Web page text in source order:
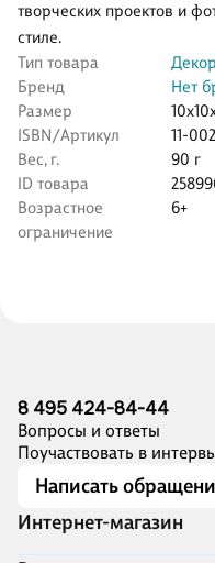
творческих проектов и
стиле.
Тип товара
Бренд
Нет
Размер
ISBN/Артикул
11-
Вес, г.
90 г
ID товара
Возрастное
ограничение
6+
8 495 424-84-44
Вопросы и ответы
Поучаствовать в
Написать
Интернет-магазин